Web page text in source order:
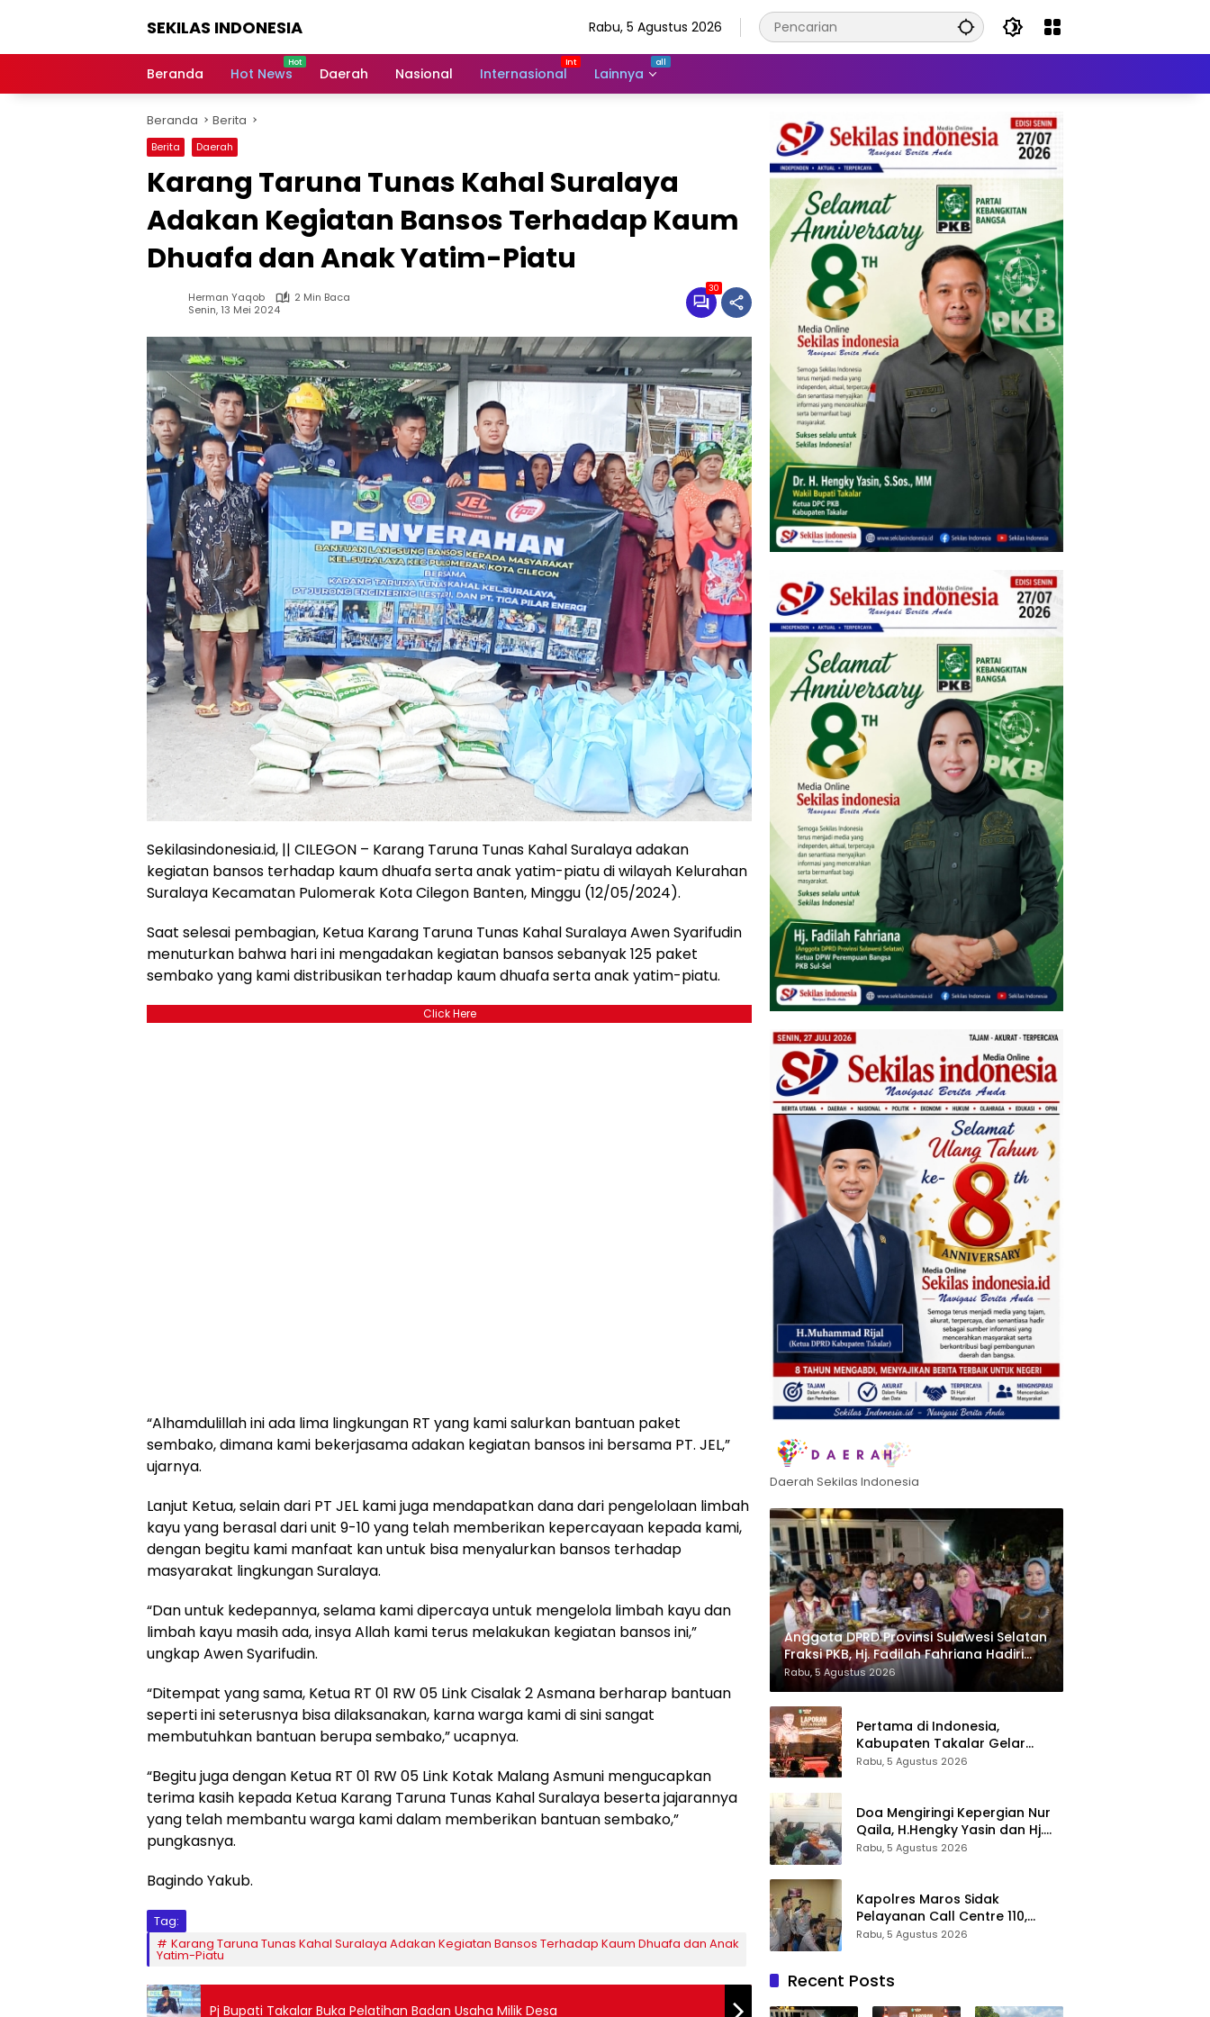
SEKILAS INDONESIA
Terkini,
Latest
World,
Headlines,
News
Rabu, 5 Agustus 2026
Beranda Hot News Daerah Nasional Internasional Lainnya
Beranda Berita
Berita Daerah
Karang Taruna Tunas Kahal Suralaya
Adakan Kegiatan Bansos Terhadap Kaum
Dhuafa dan Anak Yatim-Piatu
Herman Yaqob
2 Min Baca
Senin, 13 Mei 2024
30
Sekilasindonesia.id, || CILEGON – Karang Taruna Tunas Kahal Suralaya adakan
kegiatan bansos terhadap kaum dhuafa serta anak yatim-piatu di wilayah Kelurahan
Suralaya Kecamatan Pulomerak Kota Cilegon Banten, Minggu (12/05/2024).
Saat selesai pembagian, Ketua Karang Taruna Tunas Kahal Suralaya Awen Syarifudin
menuturkan bahwa hari ini mengadakan kegiatan bansos sebanyak 125 paket
sembako yang kami distribusikan terhadap kaum dhuafa serta anak yatim-piatu.
Click Here
“Alhamdulillah ini ada lima lingkungan RT yang kami salurkan bantuan paket
sembako, dimana kami bekerjasama adakan kegiatan bansos ini bersama PT. JEL,”
ujarnya.
Lanjut Ketua, selain dari PT JEL kami juga mendapatkan dana dari pengelolaan limbah
kayu yang berasal dari unit 9-10 yang telah memberikan kepercayaan kepada kami,
dengan begitu kami manfaat kan untuk bisa menyalurkan bansos terhadap
masyarakat lingkungan Suralaya.
“Dan untuk kedepannya, selama kami dipercaya untuk mengelola limbah kayu dan
limbah kayu masih ada, insya Allah kami terus melakukan kegiatan bansos ini,”
ungkap Awen Syarifudin.
“Ditempat yang sama, Ketua RT 01 RW 05 Link Cisalak 2 Asmana berharap bantuan
seperti ini seterusnya bisa dilaksanakan, karna warga kami di sini sangat
membutuhkan bantuan berupa sembako,” ucapnya.
“Begitu juga dengan Ketua RT 01 RW 05 Link Kotak Malang Asmuni mengucapkan
terima kasih kepada Ketua Karang Taruna Tunas Kahal Suralaya beserta jajarannya
yang telah membantu warga kami dalam memberikan bantuan sembako,”
pungkasnya.
Bagindo Yakub.
Tag:
Karang Taruna Tunas Kahal Suralaya Adakan Kegiatan Bansos Terhadap Kaum Dhuafa dan Anak
Yatim-Piatu
Pj Bupati Takalar Buka Pelatihan Badan Usaha Milik Desa
Daerah Sekilas Indonesia
Anggota DPRD Provinsi Sulawesi Selatan
Fraksi PKB, Hj. Fadilah Fahriana Hadiri
Dan Beri Apresiasi : Takalar Menyalakan
Lentera Pengabdian Melalui Malam
Apresiasi dan Inovasi Award 2026
Rabu, 5 Agustus 2026
Pertama di Indonesia,
Kabupaten Takalar Gelar
Malam Apresiasi dan Inovasi
Publik Berprestasi
Rabu, 5 Agustus 2026
Doa Mengiringi Kepergian Nur
Qaila, H.Hengky Yasin dan Hj.
Fadilah Fahriana Hadir
Rabu, 5 Agustus 2026
Kapolres Maros Sidak
Pelayanan Call Centre 110,
Pastikan Pelayanan Sigap Dan
Rabu, 5 Agustus 2026
Recent Posts